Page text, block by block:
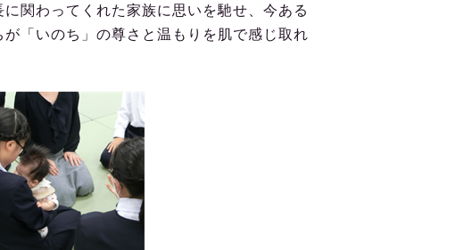
関わってくれた家族に思いを馳せ、今ある
「いのち」の尊さと温もりを肌で感じ取れ